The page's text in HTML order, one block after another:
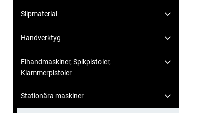
Slipmaterial
Handverktyg
Elhandmaskiner, Spikpistoler,
Klammerpistoler
Stationära maskiner